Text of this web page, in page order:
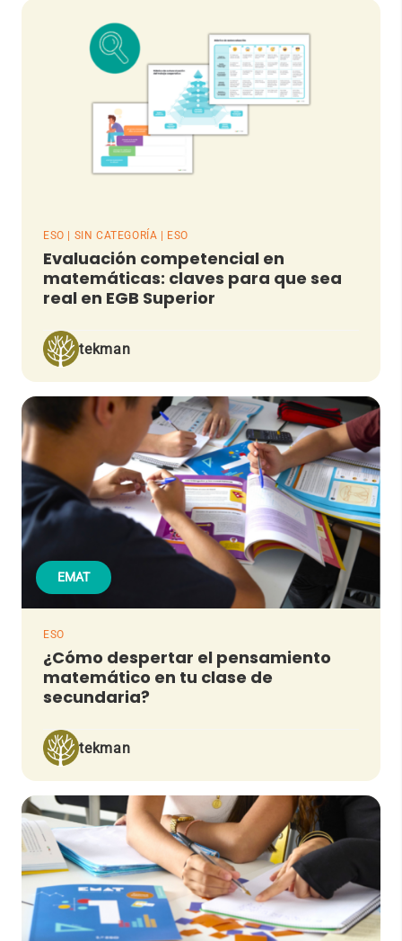
ESO | SIN CATEGORÍA | ESO
Evaluación competencial en
matemáticas: claves para que sea
real en EGB Superior
tekman
EMAT
ESO
¿Cómo despertar el pensamiento
matemático en tu clase de
secundaria?
tekman